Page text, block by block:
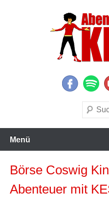
Abenteuer
Suchen
Menü
Börse Coswig
Abenteuer mit